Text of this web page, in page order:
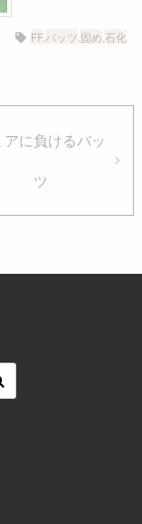
FF,バッツ 固め ,石化
アに負けるバッ
ツ